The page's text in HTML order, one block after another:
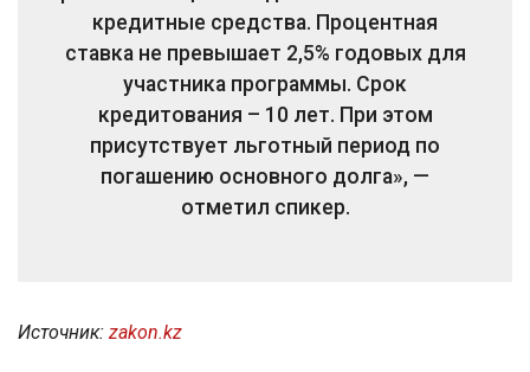
кредитные средства. Процентная
ставка не превышает 2,5% годовых для
участника программы. Срок
кредитования – 10 лет. При этом
присутствует льготный период по
погашению основного долга», —
отметил спикер.
Источник: zakon.kz